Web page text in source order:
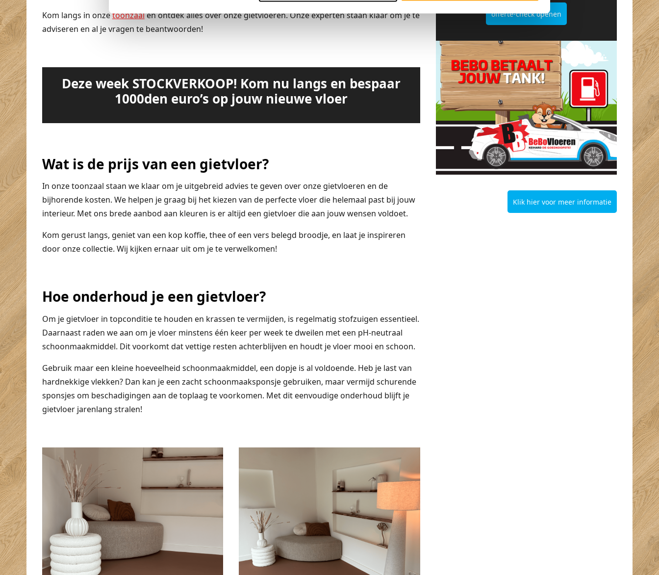
Kom langs in onzetoonzaalen ontdek alles over onze gietvloeren. Onze experten staan klaar om je te
adviseren en al je vragen te beantwoorden!
Deze week STOCKVERKOOP! Kom nu langs en bespaar
1000den euro’s op jouw nieuwe vloer
Wat is de prijs van een gietvloer?
In onze toonzaal staan we klaar om je uitgebreid advies te geven over onze gietvloeren en de
bijhorende kosten. We helpen je graag bij het kiezen van de perfecte vloer die helemaal past bij jouw
interieur. Met ons brede aanbod aan kleuren is er altijd een gietvloer die aan jouw wensen voldoet.
Kom gerust langs, geniet van een kop koffie, thee of een vers belegd broodje, en laat je inspireren
door onze collectie. Wij kijken ernaar uit om je te verwelkomen!
Hoe onderhoud je een gietvloer?
Om je gietvloer in topconditie te houden en krassen te vermijden, is regelmatig stofzuigen essentieel.
Daarnaast raden we aan om je vloer minstens één keer per week te dweilen met een pH-neutraal
schoonmaakmiddel. Dit voorkomt dat vettige resten achterblijven en houdt je vloer mooi en schoon.
Gebruik maar een kleine hoeveelheid schoonmaakmiddel, een dopje is al voldoende. Heb je last van
hardnekkige vlekken? Dan kan je een zacht schoonmaaksponsje gebruiken, maar vermijd schurende
sponsjes om beschadigingen aan de toplaag te voorkomen. Met dit eenvoudige onderhoud blijft je
gietvloer jarenlang stralen!
offerte-check openen
Klik hier voor meer informatie